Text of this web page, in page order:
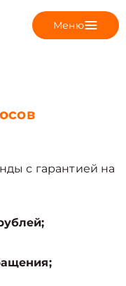
Меню
с гарантией на